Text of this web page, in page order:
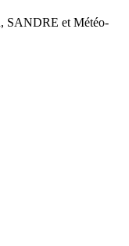
SANDRE et Météo-